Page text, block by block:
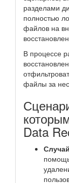
разделами
полностью
файлов на
В процессе
файлы за
Data